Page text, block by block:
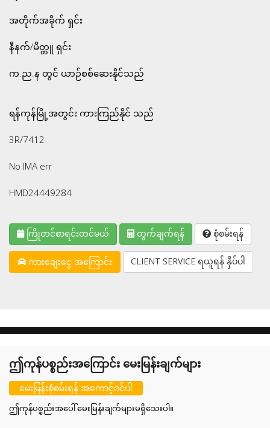
အတိုက်အခိုက် ရှင်း
နီနက်/မိတ္တူ ရှင်း
က.ည.န တွင် ယာဉ်စစ်ဆေးနိုင်သည်
ရန်ကုန်မြို့အတွင်း ကားကြည်နိုင် သည်
3R/7412
No IMA err
HMD24449284
ကြိုတင်စာရင်းတင်မယ် တွက်ချက်ရန် စုံစမ်းရန်
ကားချေးငွေ အကြောင်း CLIENT SERVICE ရယူရန် နှိပ်ပါ
ဤကုန်ပစ္စည်းအကြောင်း မေးမြန်းချက်များ
မေးမြန်းစုံစမ်းရန် အကောင့်ဝင်ပါ
ဤကုန်ပစ္စည်းအပေါ် မေးမြန်းချက်များမရှိသေးပါ။